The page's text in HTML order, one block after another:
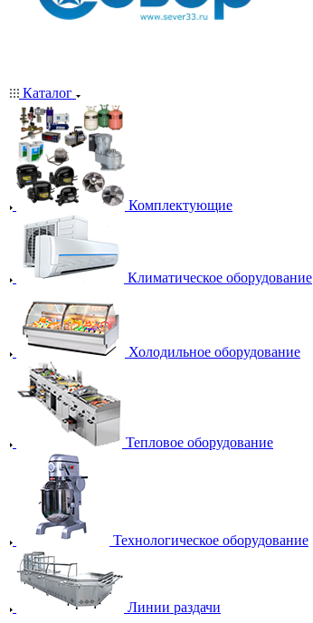
Каталог
Комплектующие
Климатическое оборудование
Холодильное оборудование
Тепловое оборудование
Технологическое оборудование
Линии раздачи